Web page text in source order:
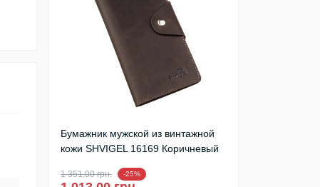
Бумажник мужской из винтажной
кожи SHVIGEL 16169 Коричневый
1 351.00 грн. -25%